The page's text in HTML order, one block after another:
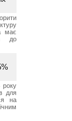
має
до
року
для
на